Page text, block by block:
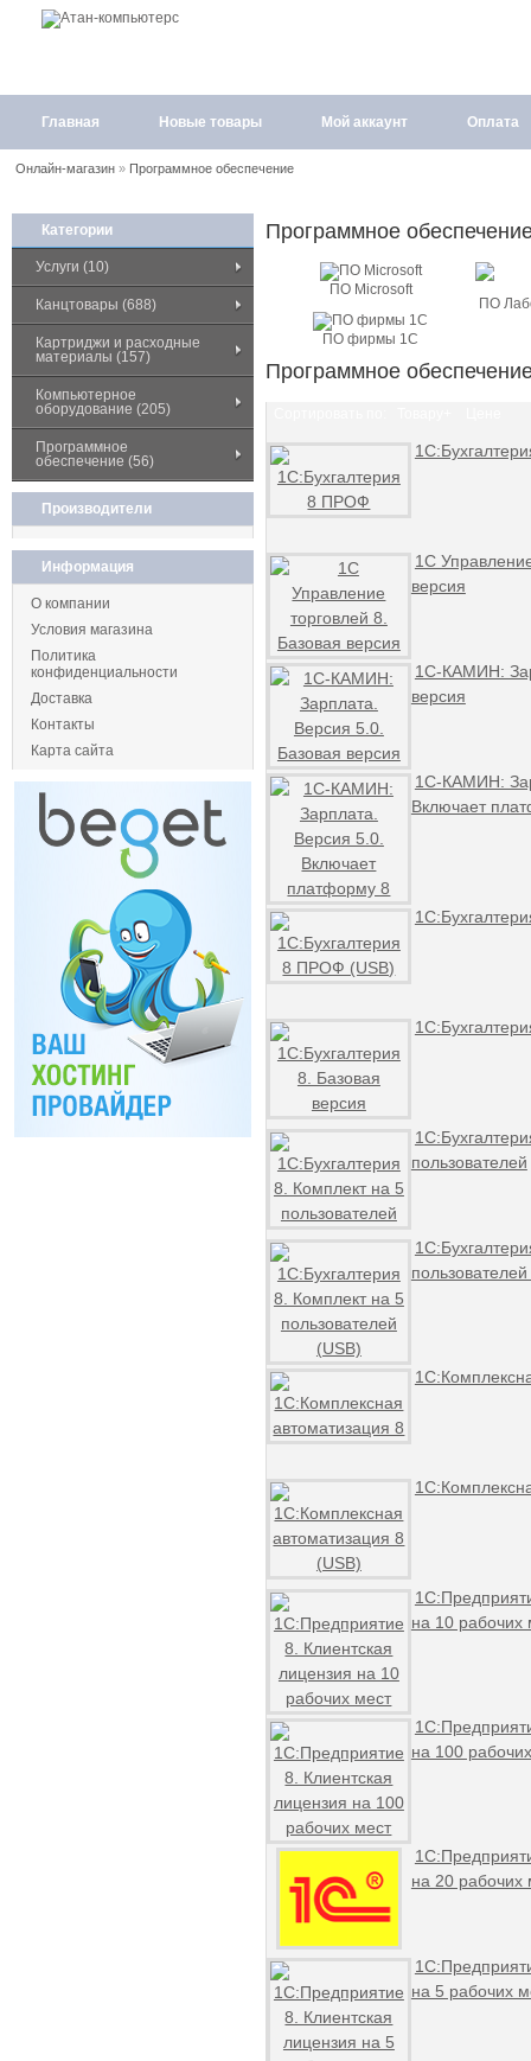
Главная Новые товары Мой аккаунт Оплата
Онлайн-магазин» Программное обеспечение
Категории
Услуги (10)
Канцтовары (688)
Картриджи и расходные
материалы (157)
Компьютерное
оборудование (205)
Программное
обеспечение (56)
Производители
Информация
О компании
Условия магазина
Политика
конфиденциальности
Доставка
Контакты
Карта сайта
Программное
ПО Microsoft
ПО
ПО фирмы 1С
Программное
1С
версия
1С-КАМИН:
версия
1С-КАМИН:
Включает
пользователей
на 10 рабочих
на 100
на 20 рабочих
на 5 рабочих